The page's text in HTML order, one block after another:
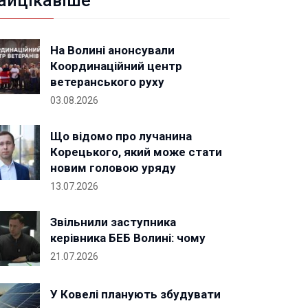
На Волині анонсували
Координаційний центр
ветеранського руху
03.08.2026
Що відомо про лучанина
Корецького, який може стати
новим головою уряду
13.07.2026
Звільнили заступника
керівника БЕБ Волині: чому
21.07.2026
У Ковелі планують збудувати